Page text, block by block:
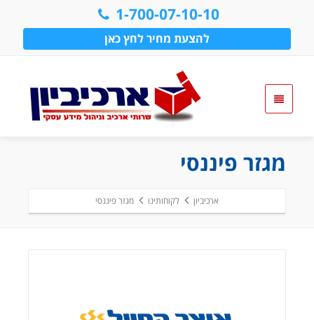
1-700-07-10-10
להצעת מחיר לחץ כאן
מגזר פיננסי
ארכיביון לקוחותינו מגזר פיננסי